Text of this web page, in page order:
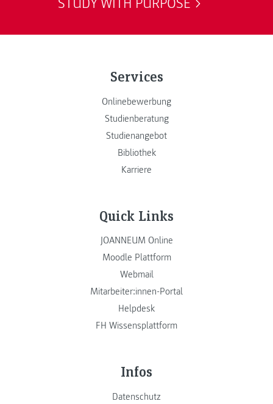
STUDY WITH PURPOSE
Services
Onlinebewerbung
Studienberatung
Studienangebot
Bibliothek
Karriere
Quick Links
JOANNEUM Online
Moodle Plattform
Webmail
Mitarbeiter:innen-Portal
Helpdesk
FH Wissensplattform
Infos
Datenschutz